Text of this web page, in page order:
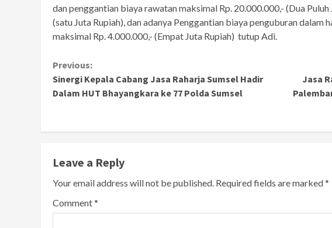
dan penggantian biaya rawatan maksimal Rp. 20.000.000,- (Dua
(satu Juta Rupiah), dan adanya Penggantian biaya penguburan dalam
maksimal Rp. 4.000.000,- (Empat Juta Rupiah) tutup Adi.
Continue
Reading
Previous:
Sinergi Kepala Cabang Jasa Raharja Sumsel Hadir
Dalam HUT Bhayangkara ke 77 Polda Sumsel
Jasa
Leave a Reply
Your email address will not be published. Required fields are marked*
Comment*